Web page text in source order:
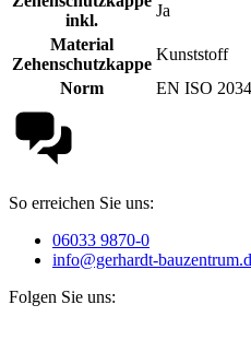
inkl.
Ja
Material
Zehenschutzkappe
Kunststoff
Norm
EN ISO
So erreichen Sie uns:
06033 9870-0
info@gerhardt-
Folgen Sie uns: